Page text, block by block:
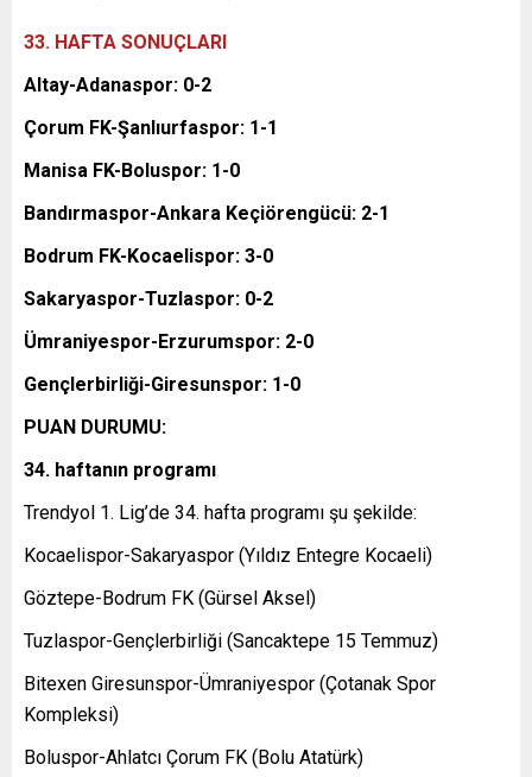
33. HAFTA SONUÇLARI
Altay-Adanaspor: 0-2
Çorum FK-Şanlıurfaspor: 1-1
Manisa FK-Boluspor: 1-0
Bandırmaspor-Ankara Keçiörengücü: 2-1
Bodrum FK-Kocaelispor: 3-0
Sakaryaspor-Tuzlaspor: 0-2
Ümraniyespor-Erzurumspor: 2-0
Gençlerbirliği-Giresunspor: 1-0
PUAN DURUMU:
34. haftanın programı
Trendyol 1. Lig’de 34. hafta programı şu şekilde:
Kocaelispor-Sakaryaspor (Yıldız Entegre Kocaeli)
Göztepe-Bodrum FK (Gürsel Aksel)
Tuzlaspor-Gençlerbirliği (Sancaktepe 15 Temmuz)
Bitexen Giresunspor-Ümraniyespor (Çotanak Spor
Kompleksi)
Boluspor-Ahlatcı Çorum FK (Bolu Atatürk)